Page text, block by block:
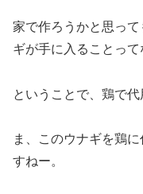
家で作ろうかと思っ
ギが手に入ることって
ということで、鶏で代
ま、このウナギを鶏
すねー。